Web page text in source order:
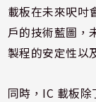
載板在未來呎吋
戶的技術藍圖，
製程的安定性以
同時，IC 載板